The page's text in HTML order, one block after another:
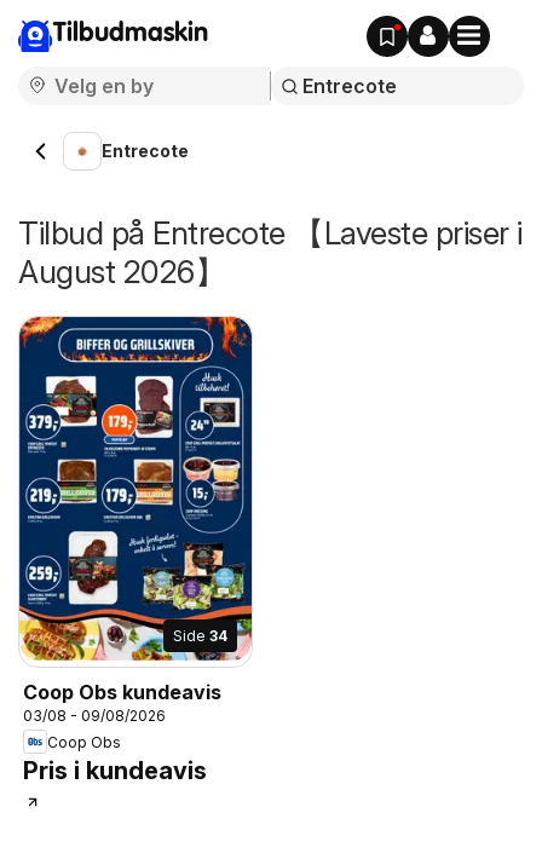
Tilbudmaskin
Entrecote
Tilbud på Entrecote 【Laveste priser i
August 2026】
Side 34
Coop Obs kundeavis
03/08 - 09/08/2026
Coop Obs
Pris i kundeavis